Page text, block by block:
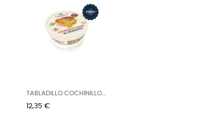
TABLADILLO COCHINILLO
AL...
Precio
12,35 €